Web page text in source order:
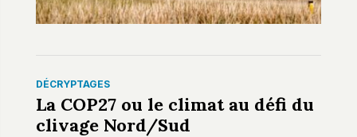
DÉCRYPTAGES
La COP27 ou le climat au défi du
clivage Nord/Sud